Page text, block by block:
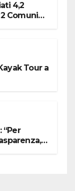
4,2
Comuni
Tour a
“Per